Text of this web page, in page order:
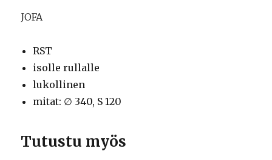
JOFA
RST
isolle rullalle
lukollinen
mitat: ∅ 340, S 120
Tutustu myös